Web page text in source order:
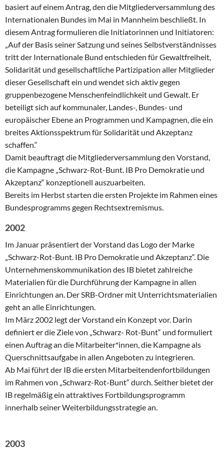
basiert auf einem Antrag, den die Mitgliederversammlung des
Internationalen Bundes im Mai in Mannheim beschließt. In
diesem Antrag formulieren die Initiatorinnen und Initiatoren:
„Auf der Basis seiner Satzung und seines Selbstverständnisses
tritt der Internationale Bund entschieden für Gewaltfreiheit,
Solidarität und gesellschaftliche Partizipation aller Mitglieder
dieser Gesellschaft ein und wendet sich aktiv gegen
gruppenbezogene Menschenfeindlichkeit und Gewalt. Er
beteiligt sich auf kommunaler, Landes-, Bundes- und
europäischer Ebene an Programmen und Kampagnen, die ein
breites Aktionsspektrum für Solidarität und Akzeptanz
schaffen.“
Damit beauftragt die Mitgliederversammlung den Vorstand,
die Kampagne „Schwarz-Rot-Bunt. IB Pro Demokratie und
Akzeptanz“ konzeptionell auszuarbeiten.
Bereits im Herbst starten die ersten Projekte im Rahmen eines
Bundesprogramms gegen Rechtsextremismus.
2002
Im Januar präsentiert der Vorstand das Logo der Marke
„Schwarz-Rot-Bunt. IB Pro Demokratie und Akzeptanz“. Die
Unternehmenskommunikation des IB bietet zahlreiche
Materialien für die Durchführung der Kampagne in allen
Einrichtungen an. Der SRB-Ordner mit Unterrichtsmaterialien
geht an alle Einrichtungen.
Im März 2002 legt der Vorstand ein Konzept vor. Darin
definiert er die Ziele von „Schwarz- Rot-Bunt“ und formuliert
einen Auftrag an die Mitarbeiter*innen, die Kampagne als
Querschnittsaufgabe in allen Angeboten zu integrieren.
Ab Mai führt der IB die ersten Mitarbeitendenfortbildungen
im Rahmen von „Schwarz-Rot-Bunt“ durch. Seither bietet der
IB regelmäßig ein attraktives Fortbildungsprogramm
innerhalb seiner Weiterbildungsstrategie an.
2003